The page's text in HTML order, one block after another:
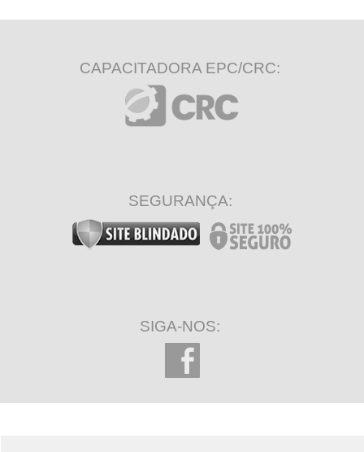
CAPACITADORA EPC/CRC:
SEGURANÇA:
SIGA-NOS: